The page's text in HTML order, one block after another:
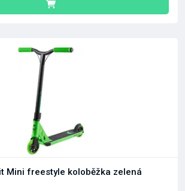
Mini freestyle koloběžka zelená